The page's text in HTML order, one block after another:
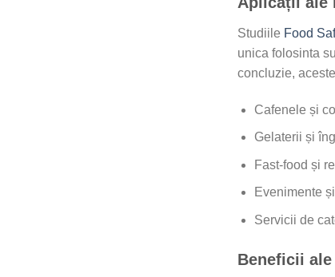
Studiile Food
unica folosinta
concluzie,
Cafenele și
Gelaterii și
Fast-food și
Evenimente
Servicii de
Beneficii